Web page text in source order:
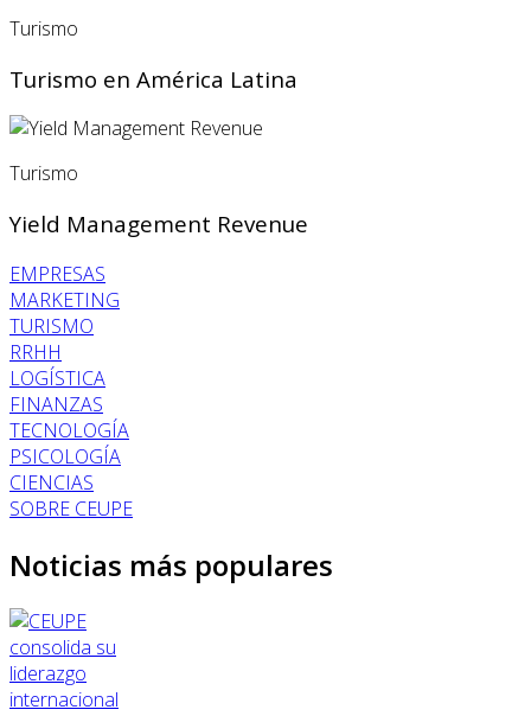
Turismo
Turismo en América Latina
Turismo
Yield Management Revenue
EMPRESAS
MARKETING
TURISMO
RRHH
LOGÍSTICA
FINANZAS
TECNOLOGÍA
PSICOLOGÍA
CIENCIAS
SOBRE CEUPE
Noticias más populares